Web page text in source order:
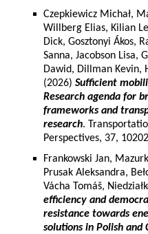
Czepkiewicz Michał,
Willberg Elias, Kilian
Dick, Gosztonyi Ákos,
Sanna, Jacobson Lisa,
Dawid, Dillman Kevin,
(2026) Sufficient
Research agenda for
frameworks and
research.
Perspectives, 37,
Frankowski Jan,
Prusak Aleksandra,
Vácha Tomáš,
efficiency and
resistance towards
solutions in Polish and